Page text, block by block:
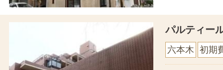
パルティー
六本木 初期